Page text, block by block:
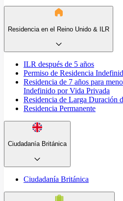
Residencia en el Reino Unido & ILR
ILR después de 5 años
Permiso de Residencia
Residencia de 7 años para
Indefinido por Vida Privada
Residencia de Larga Duración
Residencia Permanente
Ciudadanía Británica
Ciudadanía Británica